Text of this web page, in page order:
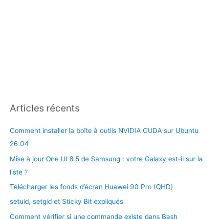
Articles récents
Comment installer la boîte à outils NVIDIA CUDA sur Ubuntu
26.04
Mise à jour One UI 8.5 de Samsung : votre Galaxy est-il sur la
liste ?
Télécharger les fonds d’écran Huawei 90 Pro (QHD)
setuid, setgid et Sticky Bit expliqués
Comment vérifier si une commande existe dans Bash